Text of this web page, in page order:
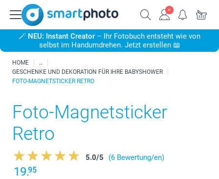
🪄 NEU: Instant Creator – Ihr Fotobuch entsteht wie von
selbst im Handumdrehen. Jetzt erstellen 📖
HOME
GESCHENKE UND DEKORATION FÜR IHRE BABYSHOWER
FOTO-MAGNETSTICKER RETRO
Foto-Magnetsticker
Retro
5.0/5 (6 Bewertung/en)
19.95